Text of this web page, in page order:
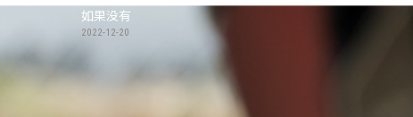
如果没有
2022-12-20